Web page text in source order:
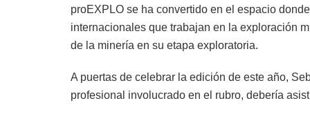
proEXPLO se ha convertido en el espacio
internacionales que trabajan en la exploración
de la minería en su etapa exploratoria.
A puertas de celebrar la edición de este año,
profesional involucrado en el rubro, debería